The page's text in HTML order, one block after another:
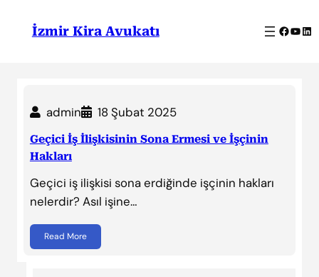
İzmir Kira Avukatı
admin 18 Şubat 2025
Geçici İş İlişkisinin Sona Ermesi ve İşçinin
Hakları
Geçici iş ilişkisi sona erdiğinde işçinin hakları
nelerdir? Asıl işine…
Read More